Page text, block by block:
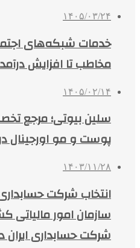
۱۴۰۵/۰۳/۲۴
مخاطب تا افزایش
۱۴۰۵/۰۲/۱۴
سلین بیوتی؛ مرجع
پوست و مو اورجینال
۱۴۰۳/۱۱/۲۸
انتخاب شرکت
سازمان امور مالیاتی
شرکت حسابداری ایران